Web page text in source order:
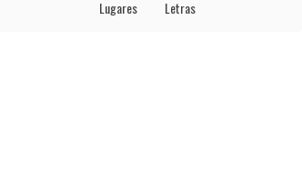
Lugares
Letras